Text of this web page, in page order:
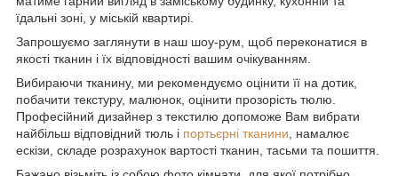
їдальні зоні, у міській квартирі.
Запрошуємо заглянути в наш шоу-рум, щоб переконатися в
якості тканин і їх відповідності вашим очікуванням.
Вибираючи тканину, ми рекомендуємо оцінити її на дотик,
побачити текстуру, малюнок, оцінити прозорість тюлю.
Професійний дизайнер з текстилю допоможе Вам вибрати
найбільш відповідний тюль і портьєрні тканини, намалює
ескізи, складе розрахунок вартості тканин, тасьми та пошиття.